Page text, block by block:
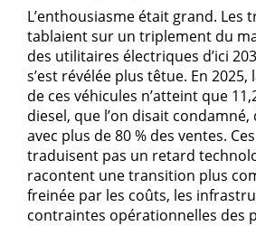
L’enthousiasme était grand. Les
tablaient sur un triplement du
des utilitaires électriques d’ici
s’est révélée plus têtue. En
de ces véhicules n’atteint que
diesel, que l’on disait
avec plus de 80 % des ventes.
traduisent pas un retard
racontent une transition plus
freinée par les coûts, les
contraintes opérationnelles des